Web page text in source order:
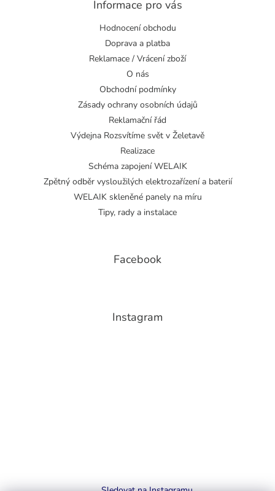
Informace pro vás
Hodnocení obchodu
Doprava a platba
Reklamace / Vrácení zboží
O nás
Obchodní podmínky
Zásady ochrany osobních údajů
Reklamační řád
Výdejna Rozsvítíme svět v Želetavě
Realizace
Schéma zapojení WELAIK
Zpětný odběr vysloužilých elektrozařízení a baterií
WELAIK skleněné panely na míru
Tipy, rady a instalace
Facebook
Instagram